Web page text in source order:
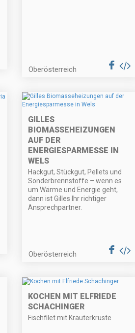
Oberösterreich
GILLES
BIOMASSEHEIZUNGEN
AUF DER
ENERGIESPARMESSE IN
WELS
Hackgut, Stückgut, Pellets und
Sonderbrennstoffe – wenn es
um Wärme und Energie geht,
dann ist Gilles Ihr richtiger
Ansprechpartner.
Oberösterreich
KOCHEN MIT ELFRIEDE
SCHACHINGER
Fischfilet mit Kräuterkruste